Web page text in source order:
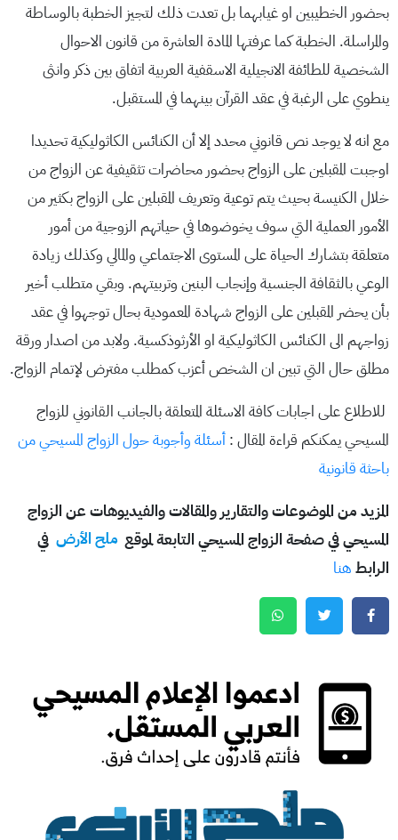
بحضور الخطيبين او غيابهما بل تعدت ذلك لتجيز الخطبة بالوساطة
والمراسلة. الخطبة كما عرفتها المادة العاشرة من قانون الاحوال
الشخصية للطائفة الانجيلية الاسقفية العربية اتفاق بين ذكر وانثى
ينطوي على الرغبة في عقد القرآن بينهما في المستقبل.
مع انه لا يوجد نص قانوني محدد إلا أن الكنائس الكاثوليكية تحديدا
اوجبت المقبلين على الزواج بحضور محاضرات تثقيفية عن الزواج من
خلال الكنيسة بحيث يتم توعية وتعريف المقبلين على الزواج بكثير من
الأمور العملية التي سوف يخوضوها في حياتهم الزوجية من أمور
متعلقة بتشارك الحياة على المستوى الاجتماعي والمالي وكذلك زيادة
الوعي بالثقافة الجنسية وإنجاب البنين وتربيتهم. وبقي متطلب أخير
بأن يحضر المقبلين على الزواج شهادة المعمودية بحال توجهوا في عقد
زواجهم الى الكنائس الكاثوليكية او الأرثوذكسية. ولابد من اصدار ورقة
مطلق حال التي تبين ان الشخص أعزب كمطلب مفترض لإتمام الزواج.
للاطلاع على اجابات كافة الاسئلة المتعلقة بالجانب القانوني للزواج
المسيحي يمكنكم قراءة المقال : أسئلة وأجوبة حول الزواج المسيحي من
باحثة قانونية
المزيد من الموضوعات والتقارير والمقالات والفيديوهات عن الزواج
المسيحي في صفحة الزواج المسيحي التابعة لموقع ملح الأرض في
الرابط هنا